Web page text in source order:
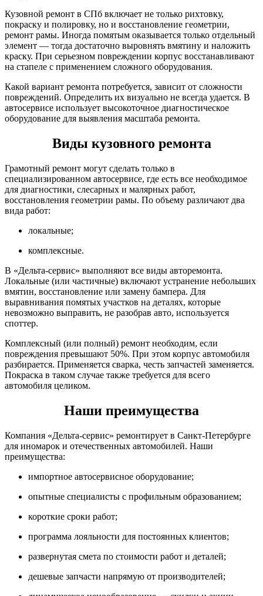
Кузовной ремонт в СПб включает не только рихтовку,
покраску и полировку, но и восстановление геометрии,
ремонт рамы. Иногда помятым оказывается только отдельный
элемент — тогда достаточно выровнять вмятину и наложить
краску. При серьезном повреждении корпус восстанавливают
на стапеле с применением сложного оборудования.
Какой вариант ремонта потребуется, зависит от сложности
повреждений. Определить их визуально не всегда удается. В
автосервисе использует высокоточное диагностическое
оборудование для выявления масштаба ремонта.
Виды кузовного ремонта
Грамотный ремонт могут сделать только в
специализированном автосервисе, где есть все необходимое
для диагностики, слесарных и малярных работ,
восстановления геометрии рамы. По объему различают два
вида работ:
локальные;
комплексные.
В «Дельта-сервис» выполняют все виды авторемонта.
Локальные (или частичные) включают устранение небольших
вмятин, восстановление или замену бампера. Для
выравнивания помятых участков на деталях, которые
невозможно выправить, не разобрав авто, используется
споттер.
Комплексный (или полный) ремонт необходим, если
повреждения превышают 50%. При этом корпус автомобиля
разбирается. Применяется сварка, честь запчастей заменяется.
Покраска в таком случае также требуется для всего
автомобиля целиком.
Наши преимущества
Компания «Дельта-сервис» ремонтирует в Санкт-Петербурге
для иномарок и отечественных автомобилей. Наши
преимущества:
импортное автосервисное оборудование;
опытные специалисты с профильным образованием;
короткие сроки работ;
программа лояльности для постоянных клиентов;
развернутая смета по стоимости работ и деталей;
дешевые запчасти напрямую от производителей;